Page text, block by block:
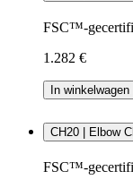
FSC™-
1.282 €
In winkelwagen
CH20 | Elbow
FSC™-